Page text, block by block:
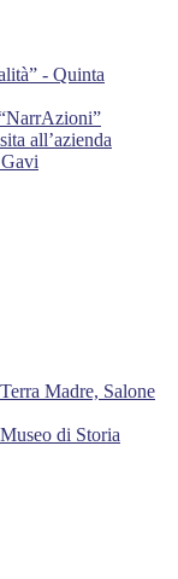
- Quinta
all’azienda
Madre, Salone
di Storia